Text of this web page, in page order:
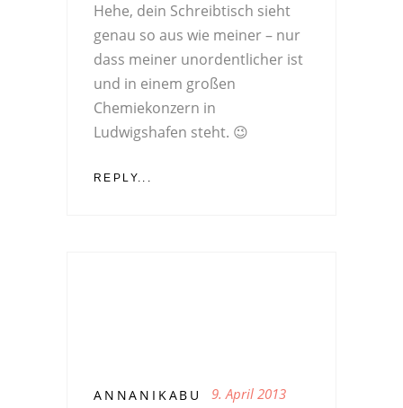
Hehe, dein Schreibtisch sieht
genau so aus wie meiner – nur
dass meiner unordentlicher ist
und in einem großen
Chemiekonzern in
Ludwigshafen steht. 😉
REPLY...
ANNANIKABU 9. April 2013